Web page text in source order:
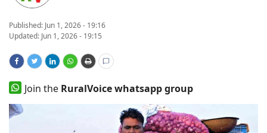
States
Events
Agribusiness
Agritech
Published: Jun 1, 2026 - 19:16
Updated: Jun 1, 2026 - 19:15
Join the RuralVoice whatsapp group